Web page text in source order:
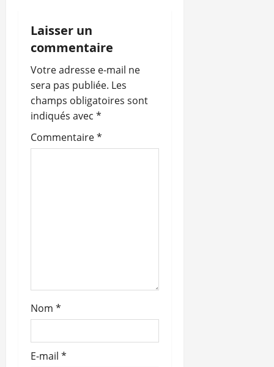
i
o
n
d
’
l
e
Laisser un
commentaire
Votre adresse e-mail ne
sera pas publiée. Les
champs obligatoires sont
indiqués avec *
Commentaire*
Nom *
E-mail *